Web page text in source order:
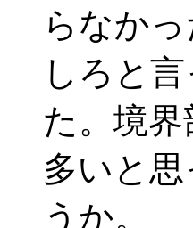
らなか
しろと
た。境
多いと
うか。